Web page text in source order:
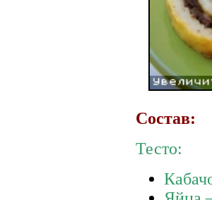
Состав:
Тесто: